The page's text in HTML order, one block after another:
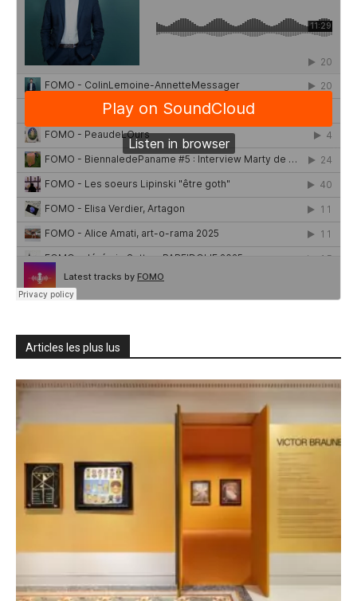
Articles les plus lus